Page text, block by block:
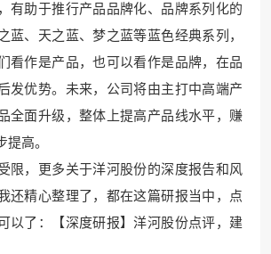
有助于推行产品品牌化、品牌系列化的
蓝、天之蓝、梦之蓝等蓝色经典系列，
看作是产品，也可以看作是品牌，在品
发优势。未来，公司将由主打中高端产
全面升级，整体上提高产品线水平，赚
高。
限，更多关于洋河股份的深度报告和风
还精心整理了，都在这篇研报当中，点
以了：【深度研报】洋河股份点评，建